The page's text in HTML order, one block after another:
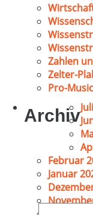
Zahlen
Zelter-
Pro-
Archiv
Februar
Januar